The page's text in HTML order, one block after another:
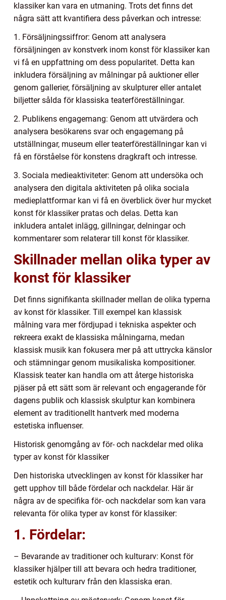
klassiker kan vara en utmaning. Trots det finns det
några sätt att kvantifiera dess påverkan och intresse:
1. Försäljningssiffror: Genom att analysera
försäljningen av konstverk inom konst för klassiker kan
vi få en uppfattning om dess popularitet. Detta kan
inkludera försäljning av målningar på auktioner eller
genom gallerier, försäljning av skulpturer eller antalet
biljetter sålda för klassiska teaterföreställningar.
2. Publikens engagemang: Genom att utvärdera och
analysera besökarens svar och engagemang på
utställningar, museum eller teaterföreställningar kan vi
få en förståelse för konstens dragkraft och intresse.
3. Sociala medieaktiviteter: Genom att undersöka och
analysera den digitala aktiviteten på olika sociala
medieplattformar kan vi få en överblick över hur mycket
konst för klassiker pratas och delas. Detta kan
inkludera antalet inlägg, gillningar, delningar och
kommentarer som relaterar till konst för klassiker.
Skillnader mellan olika typer av
konst för klassiker
Det finns signifikanta skillnader mellan de olika typerna
av konst för klassiker. Till exempel kan klassisk
målning vara mer fördjupad i tekniska aspekter och
rekreera exakt de klassiska målningarna, medan
klassisk musik kan fokusera mer på att uttrycka känslor
och stämningar genom musikaliska kompositioner.
Klassisk teater kan handla om att återge historiska
pjäser på ett sätt som är relevant och engagerande för
dagens publik och klassisk skulptur kan kombinera
element av traditionellt hantverk med moderna
estetiska influenser.
Historisk genomgång av för- och nackdelar med olika
typer av konst för klassiker
Den historiska utvecklingen av konst för klassiker har
gett upphov till både fördelar och nackdelar. Här är
några av de specifika för- och nackdelar som kan vara
relevanta för olika typer av konst för klassiker:
1. Fördelar:
– Bevarande av traditioner och kulturarv: Konst för
klassiker hjälper till att bevara och hedra traditioner,
estetik och kulturarv från den klassiska eran.